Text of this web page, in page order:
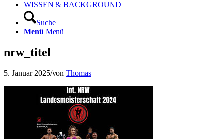
WISSEN & BACKGROUND
Suche
Menü Menü
nrw_titel
5. Januar 2025/von Thomas